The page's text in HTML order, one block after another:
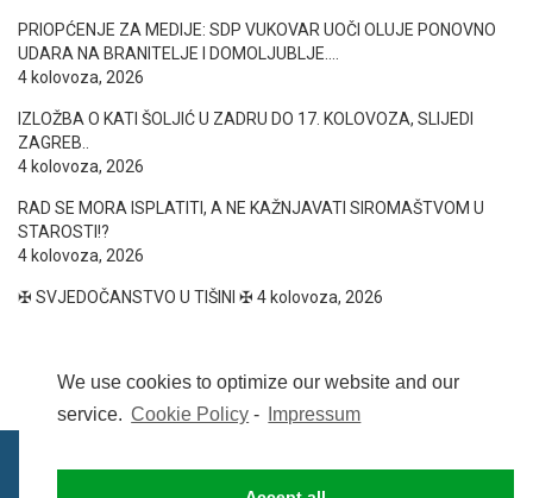
We use cookies to optimize our website and our
service. Cookie Policy - Impressum
PRIOPĆENJE ZA MEDIJE: SDP VUKOVAR UOČI OLUJE PONOVNO
UDARA NA BRANITELJE I DOMOLJUBLJE….
4 kolovoza, 2026
IZLOŽBA O KATI ŠOLJIĆ U ZADRU DO 17. KOLOVOZA, SLIJEDI
ZAGREB..
4 kolovoza, 2026
RAD SE MORA ISPLATITI, A NE KAŽNJAVATI SIROMAŠTVOM U
STAROSTI!?
4 kolovoza, 2026
✠ SVJEDOČANSTVO U TIŠINI ✠ 4 kolovoza, 2026